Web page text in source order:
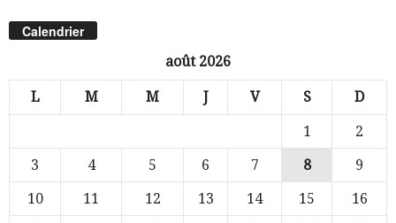
Calendrier
août 2026
L M M J V S D
1
2
3
4 5 6 7 8
9
10
11 12 13 14 15
16